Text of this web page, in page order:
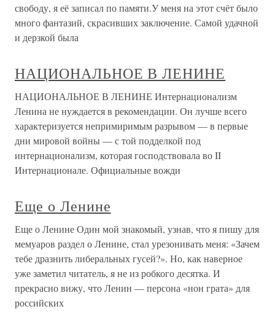
свободу, я её записал по памяти.У меня на этот счёт было
много фантазий, скрасивших заключение. Самой удачной
и дерзкой была
НАЦИОНАЛЬНОЕ В ЛЕНИНЕ
НАЦИОНАЛЬНОЕ В ЛЕНИНЕ Интернационализм
Ленина не нуждается в рекомендации. Он лучше всего
характеризуется непримиримым разрывом — в первые
дни мировой войны — с той подделкой под
интернационализм, которая господствовала во II
Интернационале. Официальные вожди
Еще о Ленине
Еще о Ленине Один мой знакомый, узнав, что я пишу для
мемуаров раздел о Ленине, стал урезонивать меня: «Зачем
тебе дразнить либеральных гусей?». Но, как наверное
уже заметил читатель, я не из робкого десятка. И
прекрасно вижу, что Ленин — персона «нон грата» для
российских